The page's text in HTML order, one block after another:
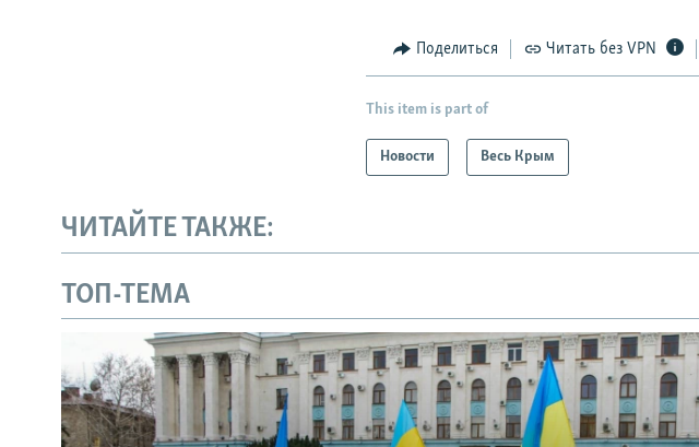
Поделиться Читать без VPN
This item is part of
Новости Весь Крым
ЧИТАЙТЕ ТАКЖЕ:
ТОП-ТЕМА